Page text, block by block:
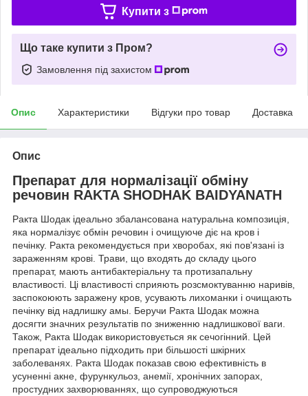
Купити з
Що таке купити з Пром?
Замовлення під захистом
Опис Характеристики Відгуки про товар Доставка
Опис
Препарат для нормалізації обміну
речовин RAKTA SHODHAK BAIDYANATH
Ракта Шодак ідеально збалансована натуральна композиція,
яка нормалізує обмін речовин і очищуюче діє на кров і
печінку. Ракта рекомендується при хворобах, які пов'язані із
зараженням крові. Трави, що входять до складу цього
препарат, мають антибактеріальну та протизапальну
властивості. Ці властивості сприяють розсмоктуванню наривів,
заспокоюють заражену кров, усувають лихоманки і очищають
печінку від надлишку амы. Беручи Ракта Шодак можна
досягти значних результатів по зниженню надлишкової ваги.
Також, Ракта Шодак використовується як сечогінний. Цей
препарат ідеально підходить при більшості шкірних
заболеванях. Ракта Шодак показав свою ефективність в
усуненні акне, фурункульоз, анемії, хронічних запорах,
простудних захворюваннях, що супроводжуються